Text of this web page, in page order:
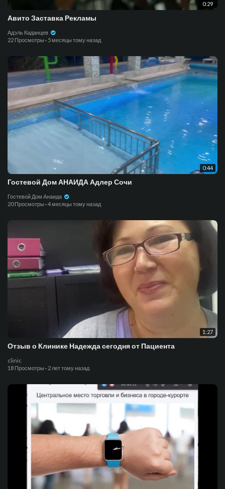
0:29
Авито Заставка Рекламы
Адэль Каданцев
22 Просмотры · 5 месяцы тому назад
0:44
Гостевой Дом АНАИДА Адлер Сочи
Гостевой Дом Анаида
20 Просмотры ·4 месяцы тому назад
1:27
Отзыв о Клинике Надежда сегодня от Пациента
clinic
18 Просмотры · 2 лет тому назад